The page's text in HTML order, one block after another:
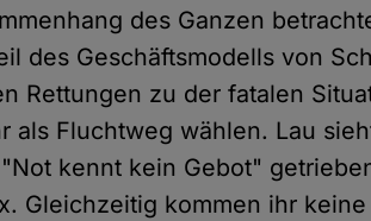
des Ganzen
des Geschäftsmodells von
Rettungen zu der fatalen
als Fluchtweg wählen. Lau
kennt kein Gebot"
Gleichzeitig kommen ihr